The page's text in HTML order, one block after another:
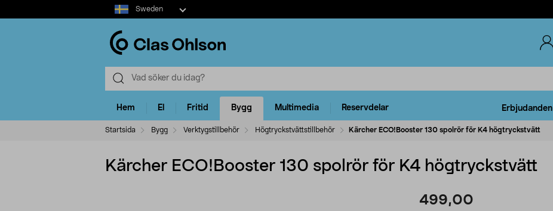
Select
market
Sweden
Hem El Fritid Bygg Multimedia Reservdelar Erbjudanden
Startsida Bygg Verktygstillbehör Högtryckstvättstillbehör Kärcher ECO!Booster 130 spolrör för K4 högtryckstvätt
Kärcher ECO!Booster 130 spolrör för K4 högtryckstvätt
499,00